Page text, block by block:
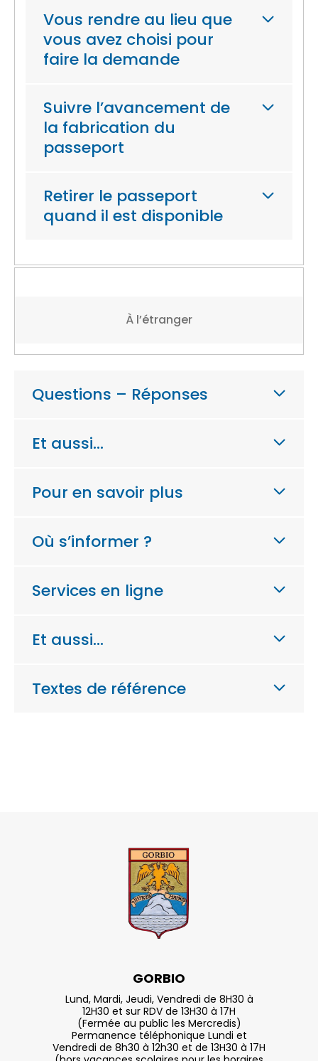
Vous rendre au lieu que
vous avez choisi pour
faire la demande
Suivre l’avancement de
la fabrication du
passeport
Retirer le passeport
quand il est disponible
À l’étranger
Questions – Réponses
Et aussi…
Pour en savoir plus
Où s’informer ?
Services en ligne
Et aussi…
Textes de référence
GORBIO
Lund, Mardi, Jeudi, Vendredi de 8H30 à
12H30 et sur RDV de 13H30 à 17H
(Fermée au public les Mercredis)
Permanence téléphonique Lundi et
Vendredi de 8h30 à 12h30 et de 13H30 à 17H